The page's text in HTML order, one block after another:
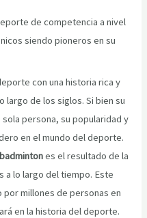
de competencia a nivel
siendo pioneros en su
con una historia rica y
largo de los siglos. Si bien su
persona, su popularidad y
en el mundo del deporte.
badmintones el resultado de la
a lo largo del tiempo. Este
millones de personas en
en la historia del deporte.